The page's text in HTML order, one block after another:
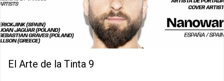
El Arte de la Tinta 9